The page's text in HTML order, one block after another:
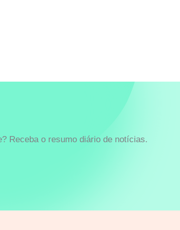
Receba o resumo diário de notícias.